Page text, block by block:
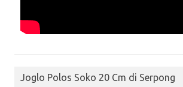
Joglo Polos Soko 20 Cm di Serpong